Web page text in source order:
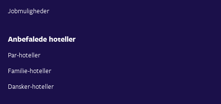
Jobmuligheder
Anbefalede hoteller
Par-hoteller
Familie-hoteller
Dansker-hoteller